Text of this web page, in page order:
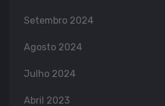
Setembro 2024
Agosto 2024
Julho 2024
Abril 2023